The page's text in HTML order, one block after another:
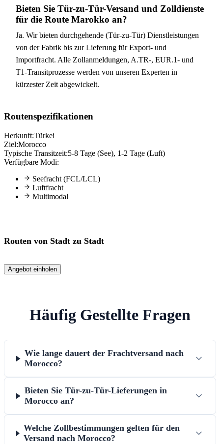
Bieten Sie Tür-zu-Tür-Versand und Zolldienste
für die Route Marokko an?
Ja. Wir bieten durchgehende (Tür-zu-Tür) Dienstleistungen
von der Fabrik bis zur Lieferung für Export- und
Importfracht. Alle Zollanmeldungen, A.TR-, EUR.1- und
T1-Transitprozesse werden von unseren Experten in
kürzester Zeit abgewickelt.
Routenspezifikationen
Herkunft:Türkei
Ziel:Morocco
Typische Transitzeit:5-8 Tage (See), 1-2 Tage (Luft)
Verfügbare Modi:
Seefracht (FCL/LCL)
Luftfracht
Multimodal
Routen von Stadt zu Stadt
Angebot einholen
Häufig Gestellte Fragen
Wie lange dauert der Frachtversand nach
Morocco?
Bieten Sie Tür-zu-Tür-Lieferungen in
Morocco an?
Welche Zollbestimmungen gelten für den
Versand nach Morocco?